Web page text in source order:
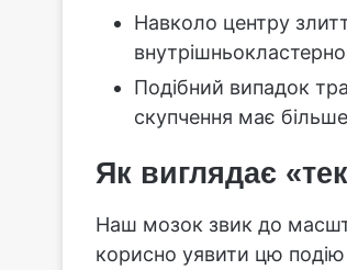
Навколо центру
Подібний випадок
скупчення має
Як виглядає
Наш мозок звик до
корисно уявити цю подію